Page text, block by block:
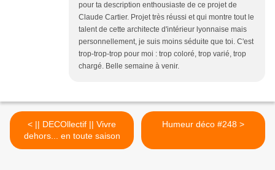
pour ta description enthousiaste de ce projet de
Claude Cartier. Projet très réussi et qui montre tout le
talent de cette architecte d'intérieur lyonnaise mais
personnellement, je suis moins séduite que toi. C'est
trop-trop-trop pour moi : trop coloré, trop varié, trop
chargé. Belle semaine à venir.
< || DECOllectif || Vivre
dehors... en toute saison
Humeur déco #248 >